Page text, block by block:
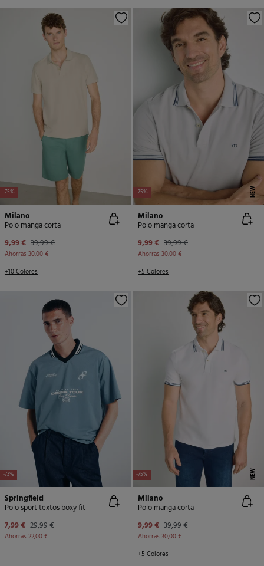
-75%
Milano
Polo manga corta
9,99 € 39,99 €
Ahorras 30,00 €
+10 Colores
-75% NEW
Milano
Polo manga corta
9,99 € 39,99 €
Ahorras 30,00 €
+5 Colores
-73%
Springfield
Polo sport textos boxy fit
7,99 € 29,99 €
Ahorras 22,00 €
-75% NEW
Milano
Polo manga corta
9,99 € 39,99 €
Ahorras 30,00 €
+5 Colores